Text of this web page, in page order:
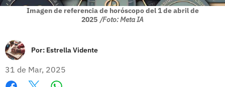
Imagen de referencia de horóscopo del 1 de abril de
2025 /Foto: Meta IA
Por: Estrella Vidente
31 de Mar, 2025